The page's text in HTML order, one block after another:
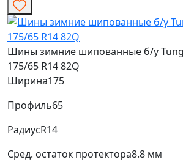
Шины зимние шипованные б/у
175/65 R14 82Q
Ширина175
Профиль65
РадиусR14
Сред. остаток протектора8.8 мм